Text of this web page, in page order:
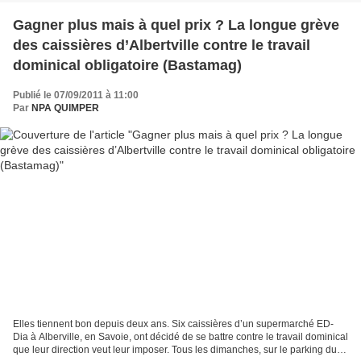
Gagner plus mais à quel prix ? La longue grève
des caissières d’Albertville contre le travail
dominical obligatoire (Bastamag)
Publié le 07/09/2011 à 11:00
Par NPA QUIMPER
Elles tiennent bon depuis deux ans. Six caissières d’un supermarché ED-
Dia à Alberville, en Savoie, ont décidé de se battre contre le travail dominical
que leur direction veut leur imposer. Tous les dimanches, sur le parking du